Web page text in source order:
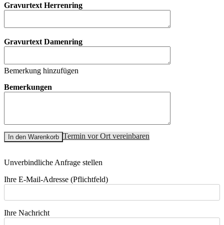
Gravurtext Herrenring
Gravurtext Damenring
Bemerkung hinzufügen
Bemerkungen
In den Warenkorb Termin vor Ort vereinbaren
Unverbindliche Anfrage stellen
Ihre E-Mail-Adresse (Pflichtfeld)
Ihre Nachricht